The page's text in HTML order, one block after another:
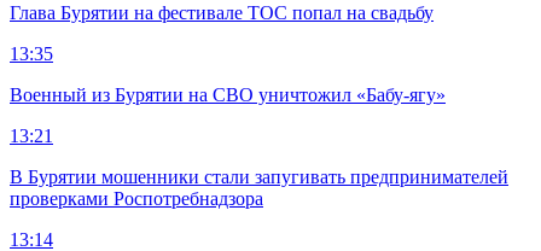
Глава Бурятии на фестивале ТОС попал на свадьбу
13:35
Военный из Бурятии на СВО уничтожил «Бабу-ягу»
13:21
В Бурятии мошенники стали запугивать предпринимателей
проверками Роспотребнадзора
13:14